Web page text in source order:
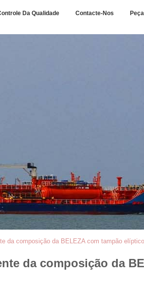
Da Qualidade Contacte-Nos
da composição da BELEZA com tampão
da composição da